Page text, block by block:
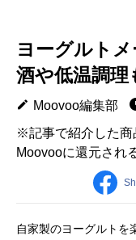
ヨーグルト
酒や低温調
Moovoo編集部
※記事で紹介した商
Moovooに還元され
自家製のヨーグルトを